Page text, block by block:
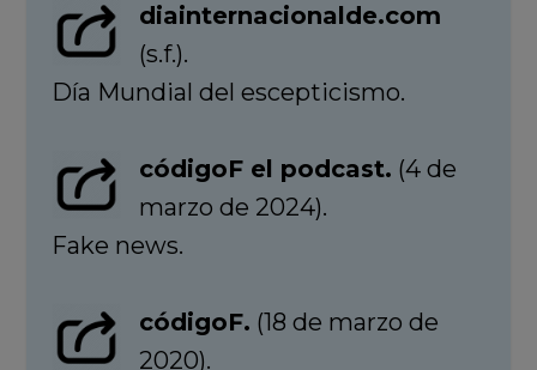
diainternacionalde.com
(s.f.).
Día Mundial del escepticismo.
códigoF el podcast. (4 de
marzo de 2024).
Fake news.
códigoF. (18 de marzo de
2020).